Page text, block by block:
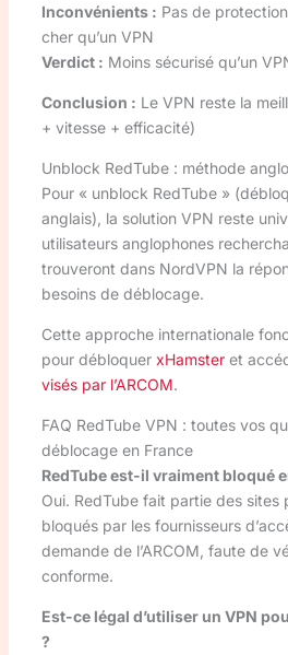
Inconvénients : Pas de
cher qu’un VPN
Verdict : Moins sécurisé qu’un
Conclusion : Le VPN reste la
+ vitesse + efficacité)
Unblock RedTube : méthode
Pour « unblock RedTube »
anglais), la solution VPN reste
utilisateurs anglophones
trouveront dans NordVPN la
besoins de déblocage.
Cette approche internationale
pour débloquer xHamsteret
visés par l’ARCOM.
FAQ RedTube VPN : toutes vos
déblocage en France
RedTube est-il vraiment bloqué
Oui. RedTube fait partie des sites
bloqués par les fournisseurs
demande de l’ARCOM, faute de
conforme.
Est-ce légal d’utiliser un VPN
?